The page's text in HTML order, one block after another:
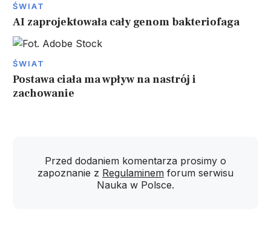
ŚWIAT
AI zaprojektowała cały genom bakteriofaga
ŚWIAT
Postawa ciała ma wpływ na nastrój i
zachowanie
Przed dodaniem komentarza prosimy o
zapoznanie z Regulaminem forum serwisu
Nauka w Polsce.